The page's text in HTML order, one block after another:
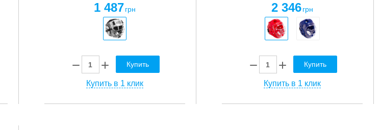
1 487 грн
Купить
Купить в 1 клик
2 346 грн
Купить
Купить в 1 клик